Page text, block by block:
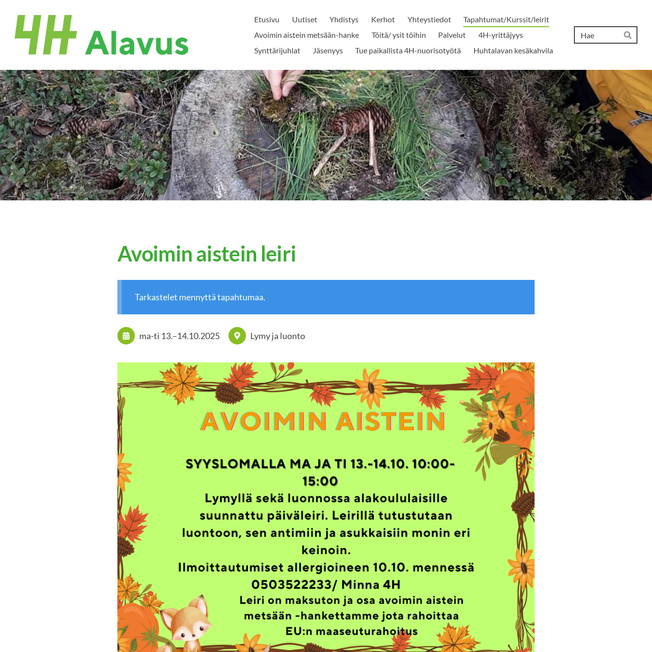
sivun
sisältöön
Alavuden 4H-Yhdistys
Etusivu Uutiset Yhdistys Kerhot Yhteystiedot
Tapahtumat/Kurssit/leirit
Avoimin aistein metsään-hanke
Töitä/ ysit töihin Palvelut
4H-yrittäjyys
Synttärijuhlat
Jäsenyys Tue paikallista 4H-nuorisotyötä Huhtalavan kesäkahvila
Hae
Avoimin aistein leiri
Tarkastelet mennyttä tapahtumaa.
ma-ti 13.–14.10.2025 Lymy ja luonto